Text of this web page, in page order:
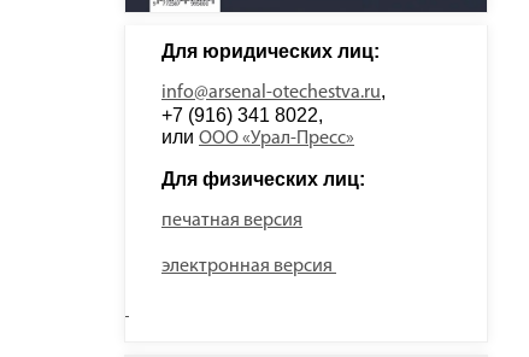
Для юридических лиц:
info@arsenal-otechestva.ru,
+7 (916) 341 8022,
или ООО «Урал-Пресс»
Для физических лиц:
печатная версия
электронная версия